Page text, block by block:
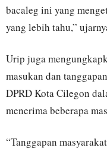
bacaleg ini yang
yang lebih tahu,”
Urip juga
masukan dan
DPRD Kota Cilegon
menerima beberapa
“Tanggapan